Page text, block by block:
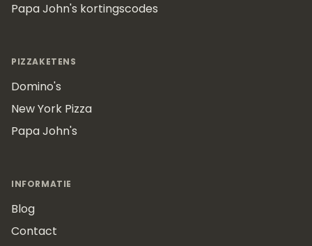
Papa John's kortingscodes
PIZZAKETENS
Domino's
New York Pizza
Papa John's
INFORMATIE
Blog
Contact